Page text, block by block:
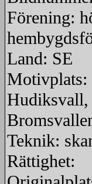
Förening:
Land: SE
Motivplats:
Hudiksvall,
Teknik:
Rättighet: